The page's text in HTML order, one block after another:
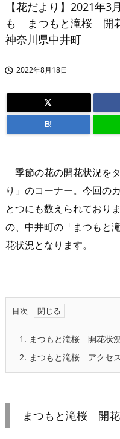
【花だより】2021年
も まつもと滝桜 開
神奈川県中井町
 2022年8月18日
B!
季節の花の開花状況を
り」のコーナー。今回の
とつにも数えられており
の、中井町の「まつもと
花状況となります。
目次
1. まつもと滝桜 開花状
2. まつもと滝桜 アクセ
まつもと滝桜 開